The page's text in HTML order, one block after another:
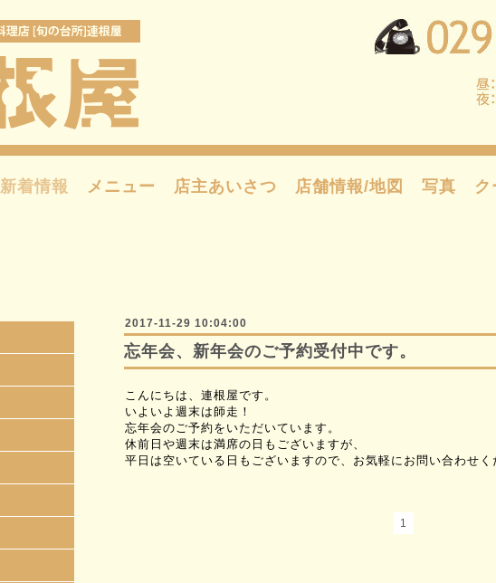
新着情報 メニュー 店主あいさつ 店舗情報/地図 写真 ク
2017-11-29 10:04:00
忘年会、新年会のご予約受付中です。
こんにちは、連根屋です。
いよいよ週末は師走！
忘年会のご予約をいただいています。
休前日や週末は満席の日もございますが、
平日は空いている日もございますので、お気軽にお問い合わせく
1